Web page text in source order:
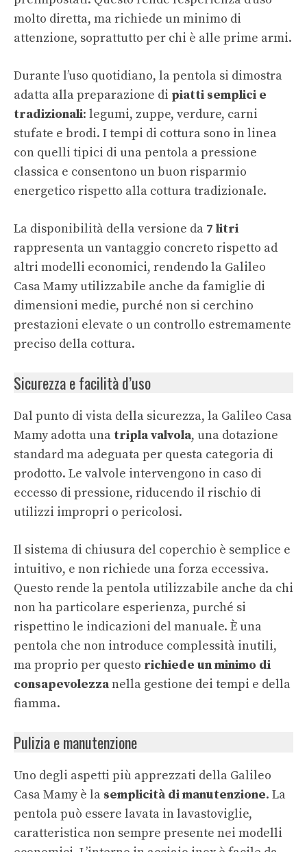
molto diretta, ma richiede un minimo di
attenzione, soprattutto per chi è alle prime armi.
Durante l’uso quotidiano, la pentola si dimostra
adatta alla preparazione di piatti semplici e
tradizionali: legumi, zuppe, verdure, carni
stufate e brodi. I tempi di cottura sono in linea
con quelli tipici di una pentola a pressione
classica e consentono un buon risparmio
energetico rispetto alla cottura tradizionale.
La disponibilità della versione da 7 litri
rappresenta un vantaggio concreto rispetto ad
altri modelli economici, rendendo la Galileo
Casa Mamy utilizzabile anche da famiglie di
dimensioni medie, purché non si cerchino
prestazioni elevate o un controllo estremamente
preciso della cottura.
Sicurezza e facilità d’uso
Dal punto di vista della sicurezza, la Galileo Casa
Mamy adotta una tripla valvola, una dotazione
standard ma adeguata per questa categoria di
prodotto. Le valvole intervengono in caso di
eccesso di pressione, riducendo il rischio di
utilizzi impropri o pericolosi.
Il sistema di chiusura del coperchio è semplice e
intuitivo, e non richiede una forza eccessiva.
Questo rende la pentola utilizzabile anche da chi
non ha particolare esperienza, purché si
rispettino le indicazioni del manuale. È una
pentola che non introduce complessità inutili,
ma proprio per questo richiede un minimo di
consapevolezzanella gestione dei tempi e della
fiamma.
Pulizia e manutenzione
Uno degli aspetti più apprezzati della Galileo
Casa Mamy è la semplicità di manutenzione. La
pentola può essere lavata in lavastoviglie,
caratteristica non sempre presente nei modelli